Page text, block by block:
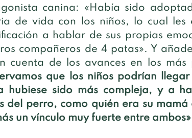
canina: «Había sido
de vida con los niños, lo cual
a hablar de sus propias
compañeros de 4 patas». Y
que los niños podrían
hubiese sido más compleja, y a
del perro, como quién era su
un vínculo muy fuerte entre